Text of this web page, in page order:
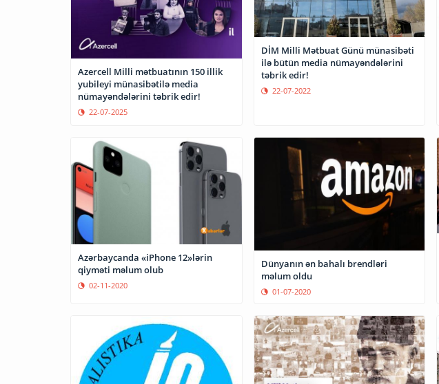
Azercell Milli mətbuatının 150 illik
yubileyi münasibətilə media
nümayəndələrini təbrik edir!
22-07-2025
DİM Milli Mətbuat Günü münasibəti
ilə bütün media nümayəndələrini
təbrik edir!
22-07-2022
Azərbaycanda «iPhone 12»lərin
qiyməti məlum olub
02-11-2020
Dünyanın ən bahalı brendləri
məlum oldu
01-07-2020